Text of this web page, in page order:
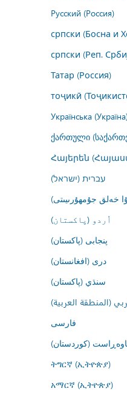
Русский (Россия)
српски (Босна и
српски (Реп.
Татар (Россия)
тоҷикӣ
Українська
ქართული
Հայերեն
עברית (ישראל)
خەلق جۇمھۇرىيىتى)
اُردو (پاکستان)
پنجابی (پاکستان)
درى (افغانستان)
سنڌي (پاکستان)
(المنطقة العربية)
فارسى
(کوردستان)
ትግርኛ (ኢትዮጵያ)
አማርኛ (ኢትዮጵያ)